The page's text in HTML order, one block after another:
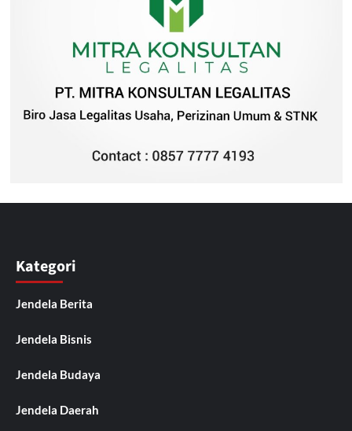
Kategori
Jendela Berita
Jendela Bisnis
Jendela Budaya
Jendela Daerah